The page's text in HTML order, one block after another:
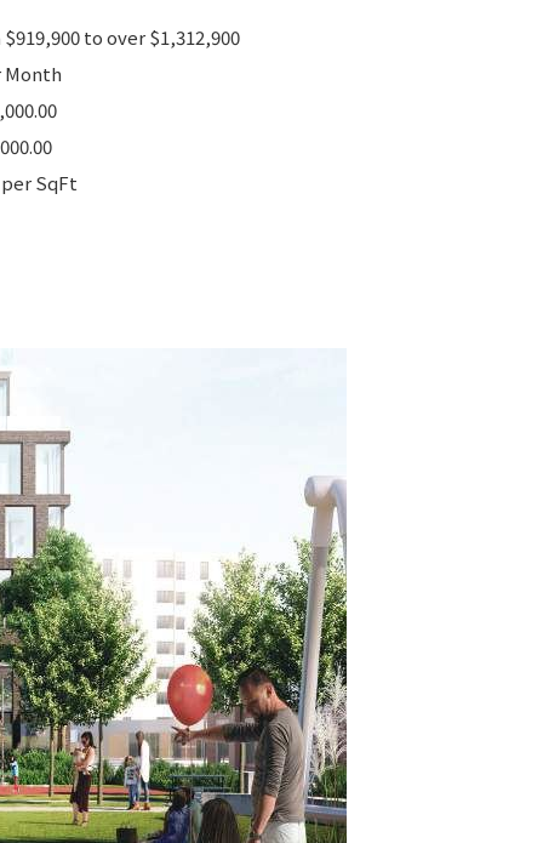
to over $1,312,900
Month
SqFt